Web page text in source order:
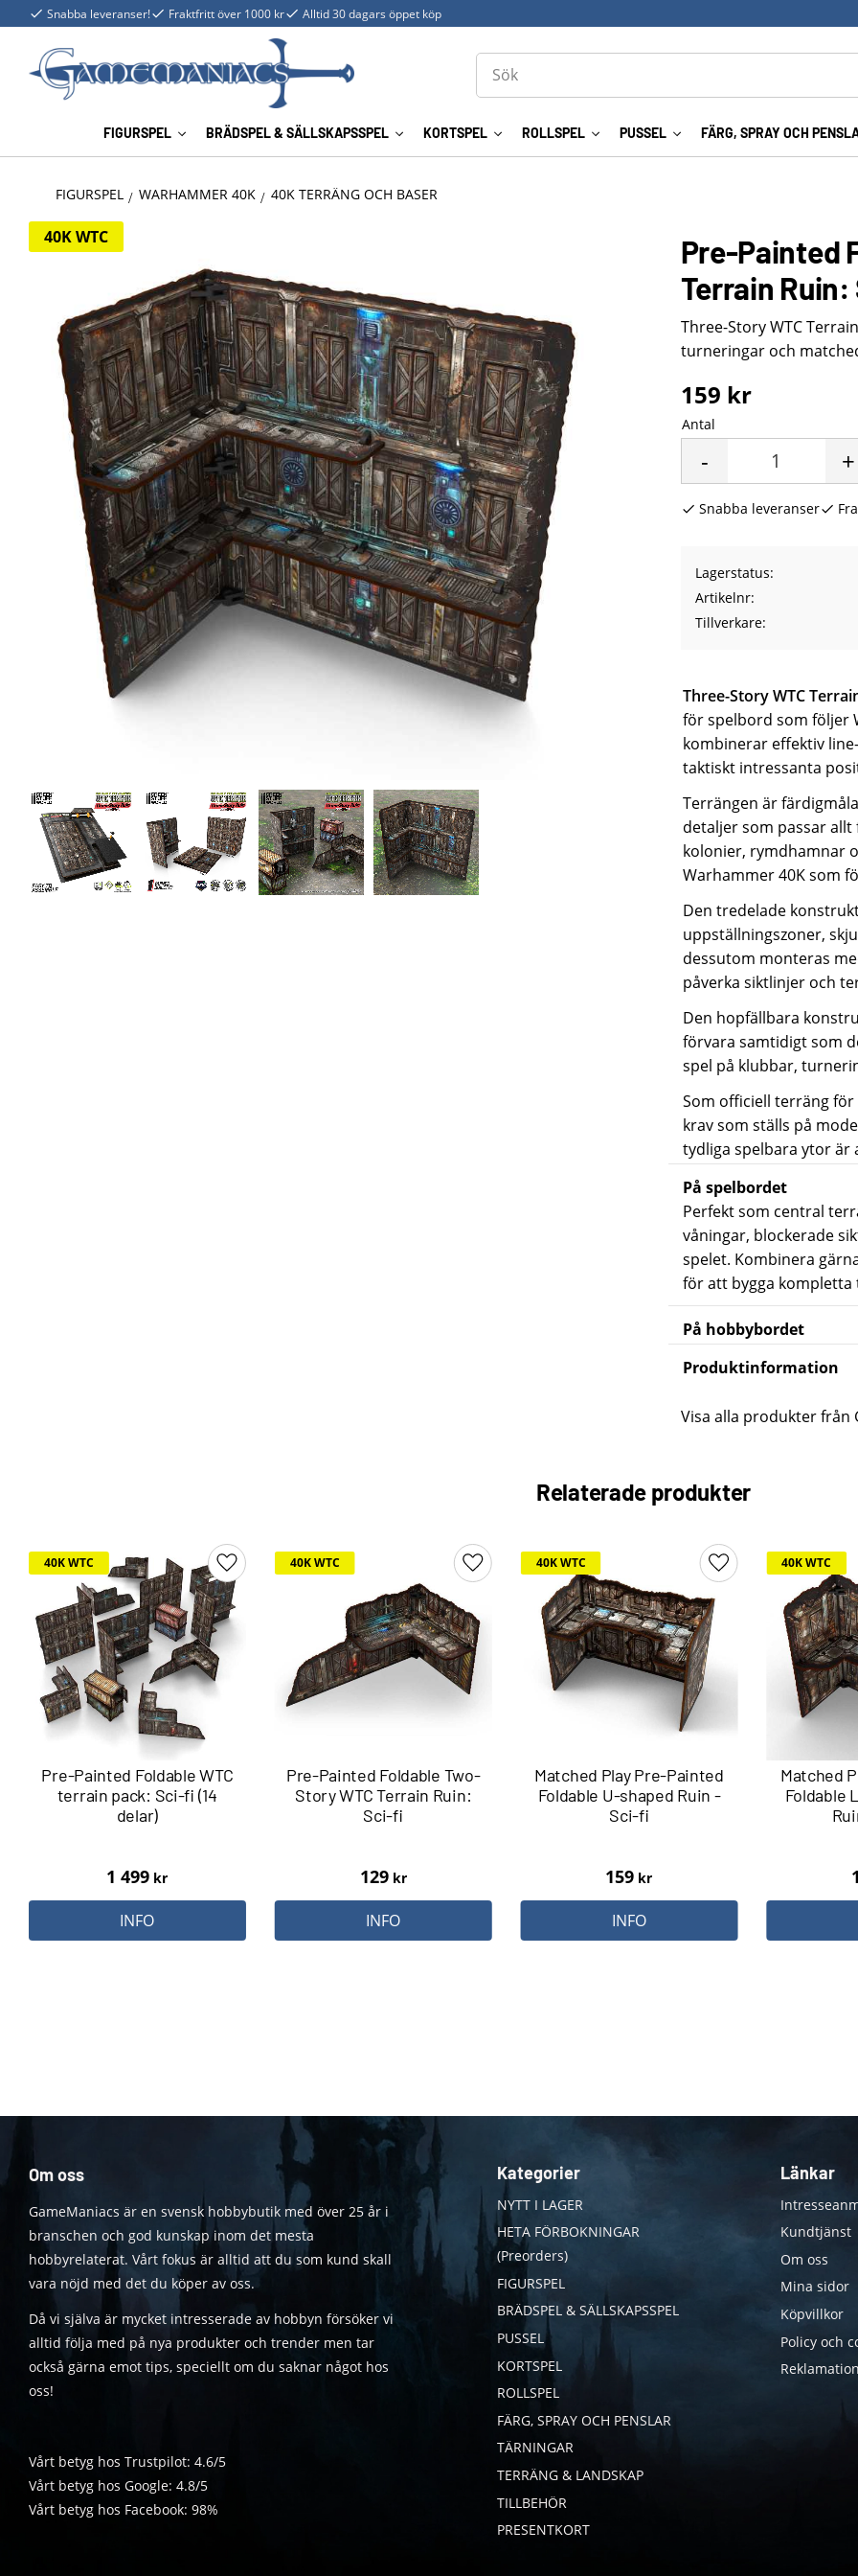
Snabba leveranser! Fraktfritt över 1000 kr Alltid 30 dagars öppet köp
FIGURSPEL BRÄDSPEL & SÄLLSKAPSSPEL KORTSPEL ROLLSPEL PUSSEL FÄRG, SPRAY OCH
FIGURSPEL WARHAMMER 40K 40K TERRÄNG OCH BASER
40K WTC
Pre-Painted
Terrain
Three-Story WTC
turneringar och
159 kr
Antal
+
-
Snabba leveranser
Lagerstatus
Artikelnr
Tillverkare
Three-Story WTC
för spelbord som följer
kombinerar effektiv
taktiskt intressanta
Terrängen är
detaljer som passar
kolonier, rymdhamnar
Warhammer 40K som
Den tredelade
uppställningszoner,
dessutom monteras
påverka siktlinjer och
Den hopfällbara
förvara samtidigt som
spel på klubbar,
Som officiell terräng
krav som ställs på
tydliga spelbara ytor är
På spelbordet
Perfekt som central
våningar, blockerade
spelet. Kombinera
för att bygga
På hobbybordet
Produktinformation
Visa alla produkter från
Relaterade produkter
Pre-Painted Foldable WTC
terrain pack: Sci-fi (14
delar)
1 499 kr
40K WTC Lägg till i favoriter
INFO
Pre-Painted Foldable Two-
Story WTC Terrain Ruin:
Sci-fi
129kr
40K WTC Lägg till i favoriter
INFO
Matched Play Pre-Painted
Foldable U-shaped Ruin -
Sci-fi
159 kr
40K WTC Lägg till i favoriter
INFO
Matched
Foldable
40K WTC
Om oss
GameManiacs är en svensk hobbybutik med över 25 år i
branschen och god kunskap inom det mesta
hobbyrelaterat. Vårt fokus är alltid att du som kund skall
vara nöjd med det du köper av oss.
Då vi själva är mycket intresserade av hobbyn försöker vi
alltid följa med på nya produkter och trender men tar
också gärna emot tips, speciellt om du saknar något hos
oss!
Vårt betyg hos Trustpilot: 4.6/5
Vårt betyg hos Google: 4.8/5
Vårt betyg hos Facebook: 98%
Kategorier
NYTT I LAGER
HETA FÖRBOKNINGAR
(Preorders)
FIGURSPEL
BRÄDSPEL & SÄLLSKAPSSPEL
PUSSEL
KORTSPEL
ROLLSPEL
FÄRG, SPRAY OCH PENSLAR
TÄRNINGAR
TERRÄNG & LANDSKAP
TILLBEHÖR
PRESENTKORT
Länkar
Kundtjänst
Om oss
Mina sidor
Köpvillkor
Policy och